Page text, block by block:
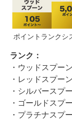
ポイントランクシ
ランク：
・ウッドスプー
・レッドスプー
・シルバースプ
・ゴールドスプ
・プラチナスプ